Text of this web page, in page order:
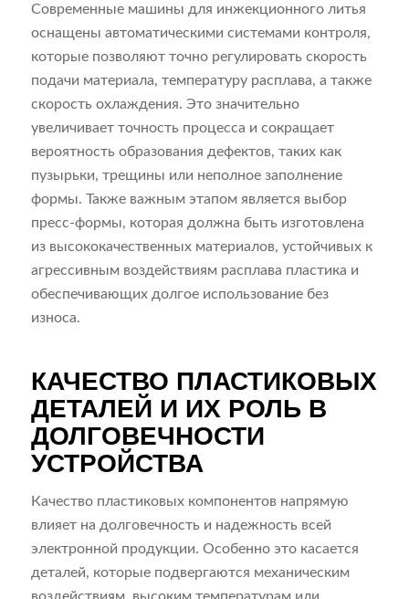
Современные машины для инжекционного литья
оснащены автоматическими системами контроля,
которые позволяют точно регулировать скорость
подачи материала, температуру расплава, а также
скорость охлаждения. Это значительно
увеличивает точность процесса и сокращает
вероятность образования дефектов, таких как
пузырьки, трещины или неполное заполнение
формы. Также важным этапом является выбор
пресс-формы, которая должна быть изготовлена
из высококачественных материалов, устойчивых к
агрессивным воздействиям расплава пластика и
обеспечивающих долгое использование без
износа.
КАЧЕСТВО ПЛАСТИКОВЫХ
ДЕТАЛЕЙ И ИХ РОЛЬ В
ДОЛГОВЕЧНОСТИ
УСТРОЙСТВА
Качество пластиковых компонентов напрямую
влияет на долговечность и надежность всей
электронной продукции. Особенно это касается
деталей, которые подвергаются механическим